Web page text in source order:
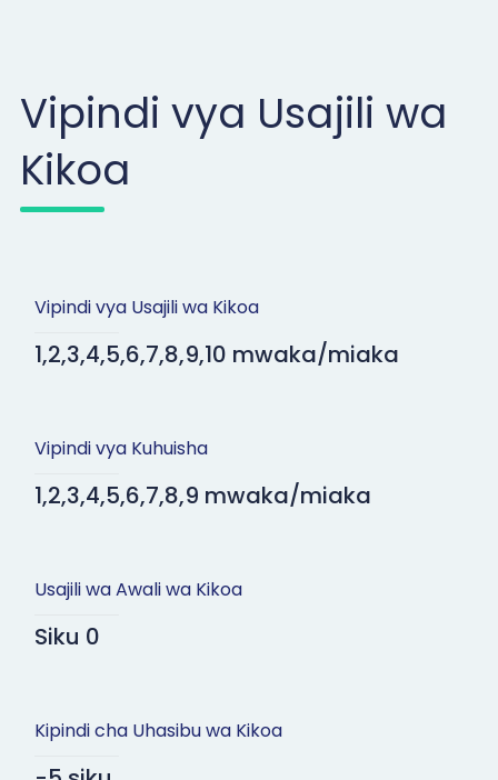
Vipindi vya Usajili wa
Kikoa
Vipindi vya Usajili wa Kikoa
1,2,3,4,5,6,7,8,9,10 mwaka/miaka
Vipindi vya Kuhuisha
1,2,3,4,5,6,7,8,9 mwaka/miaka
Usajili wa Awali wa Kikoa
Siku 0
Kipindi cha Uhasibu wa Kikoa